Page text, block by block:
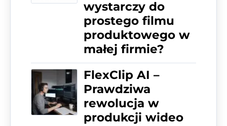
wystarczy do
prostego filmu
produktowego w
małej firmie?
FlexClip AI –
Prawdziwa
rewolucja w
produkcji wideo